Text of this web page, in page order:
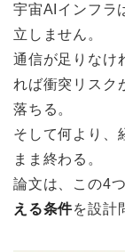
宇宙AIインフラ
立しません。
通信が足りなけ
れば衝突リスク
落ちる。
そして何より、
まま終わる。
論文は、この4
える条件を設計